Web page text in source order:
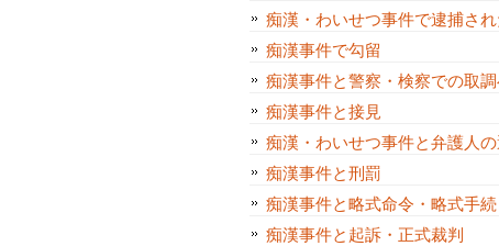
痴漢・わいせつ事件で逮捕さ
痴漢事件で勾留
痴漢事件と警察・検察での取
痴漢事件と接見
痴漢・わいせつ事件と弁護人
痴漢事件と刑罰
痴漢事件と略式命令・略式手続
痴漢事件と起訴・正式裁判